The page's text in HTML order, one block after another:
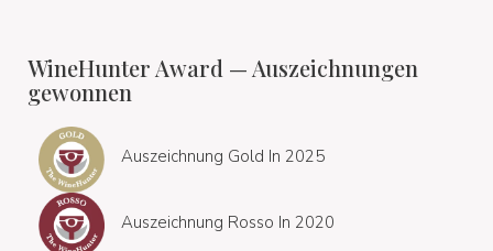
WineHunter Award — Auszeichnungen
gewonnen
Auszeichnung Gold In 2025
Auszeichnung Rosso In 2020